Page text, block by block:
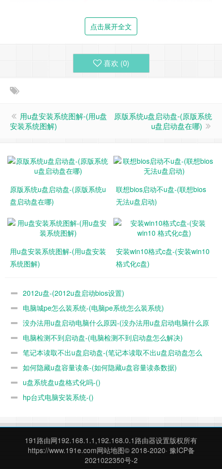
4:然后再选择UEFI/Legacy Boot Priority选项进入，接着回车选
择Legacy First选项，意思就是要传统启动模式在列在首位，
5:然后再次选择Startup选项，接着在选择BOOT选项，意思就
是启动，接着按键盘回车键，不过值得注意的有些电脑启动不
了快捷键F12是吧Disabled关闭了，所以要把它设置为Enabled
打开状态。
U盘启动项。然后用键盘+/-把这一项移动到最上面即可，接着
用键盘回车键确定。，由于电脑BIOS版本型号的不同，所以
显示的项目也不一样，如果要从U盘启动，选择USB-HDD选
项即可 ，如果要从光盘启动，选择ATAPI CD0 HL-DT-ST DVD
RAM GU70M 选项如果要返回到硬盘启动，选择ATA HDD0 H
GST HT3541010A9E600选项 同样是用+/-键把它们移动到最
上面的第1位就可以了。然后用键盘回车键确定。
点击展开全文
喜欢 (0)
用u盘安装系统图解-(用u盘
安装系统图解)
原版系统u盘启动盘-(原版系统
u盘启动盘在哪)
原版系统u盘启动盘-(原版系统u
盘启动盘在哪)
联想bios启动不u盘-(联想bios
无法u盘启动)
用u盘安装系统图解-(用u盘安装
系统图解)
安装win10格式c盘-(安装win10
格式化c盘)
2012u盘-(2012u盘启动bios设置)
电脑城pe怎么装系统-(电脑pe系统怎么装系统)
没办法用u盘启动电脑什么原因-(没办法用u盘启动电脑什么原
因) 电脑检测不到启动盘-(电脑检测不到启动盘怎么解决)
笔记本读取不出u盘启动盘-(笔记本读取不出u盘启动盘怎么
办) 如何隐藏u盘容量读条-(如何隐藏u盘容量读条数据)
u盘系统盘u盘格式化吗-()
hp台式电脑安装系统-()
191路由网192.168.1.1,192.168.0.1路由器设置版权所有
https://www.191e.com网站地图© 2018-2020· 豫ICP备
2021022350号-2